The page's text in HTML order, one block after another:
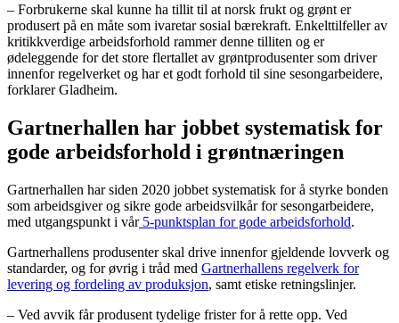
– Forbrukerne skal kunne ha tillit til at norsk frukt og grønt er
produsert på en måte som ivaretar sosial bærekraft. Enkelttilfeller av
kritikkverdige arbeidsforhold rammer denne tilliten og er
ødeleggende for det store flertallet av grøntprodusenter som driver
innenfor regelverket og har et godt forhold til sine sesongarbeidere,
forklarer Gladheim.
Gartnerhallen har jobbet systematisk for
gode arbeidsforhold i grøntnæringen
Gartnerhallen har siden 2020 jobbet systematisk for å styrke bonden
som arbeidsgiver og sikre gode arbeidsvilkår for sesongarbeidere,
med utgangspunkt i vår5-punktsplan for gode arbeidsforhold.
Gartnerhallens produsenter skal drive innenfor gjeldende lovverk og
standarder, og for øvrig i tråd med Gartnerhallens regelverk for
levering og fordeling av produksjon, samt etiske retningslinjer.
– Ved avvik får produsent tydelige frister for å rette opp. Ved